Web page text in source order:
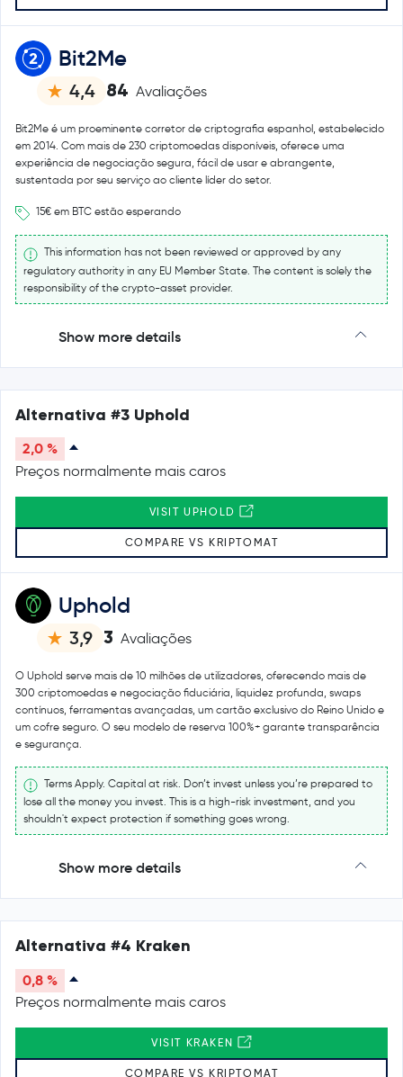
Bit2Me
4,4 84 Avaliações
Bit2Me é um proeminente corretor de criptografia espanhol, estabelecido
em 2014. Com mais de 230 criptomoedas disponíveis, oferece uma
experiência de negociação segura, fácil de usar e abrangente,
sustentada por seu serviço ao cliente líder do setor.
15€ em BTC estão esperando
This information has not been reviewed or approved by any
regulatory authority in any EU Member State. The content is solely the
responsibility of the crypto-asset provider.
Show more details
Uphold
3,9 3 Avaliações
O Uphold serve mais de 10 milhões de utilizadores, oferecendo mais de
300 criptomoedas e negociação fiduciária, liquidez profunda, swaps
contínuos, ferramentas avançadas, um cartão exclusivo do Reino Unido e
um cofre seguro. O seu modelo de reserva 100%+ garante transparência
e segurança.
Terms Apply. Capital at risk. Don’t invest unless you’re prepared to
lose all the money you invest. This is a high-risk investment, and you
shouldn't expect protection if something goes wrong.
Show more details
Alternativa #3 Uphold
2,0 %
Preços normalmente mais caros
VISIT UPHOLD
COMPARE VS KRIPTOMAT
Alternativa #4 Kraken
0,8 %
Preços normalmente mais caros
VISIT KRAKEN
COMPARE VS KRIPTOMAT